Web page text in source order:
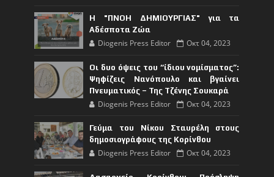
Η "ΠΝΟΗ ΔΗΜΙΟΥΡΓΙΑΣ" για τα
Αδέσποτα Ζώα
Diogenis Press Editor Οκτ 04, 2023
Οι δυο όψεις του “ίδιου νομίσματος”:
Ψηφίζεις Νανόπουλο και βγαίνει
Πνευματικός – Της Τζένης Σουκαρά
Diogenis Press Editor Οκτ 04, 2023
Γεύμα του Νίκου Σταυρέλη στους
δημοσιογράφους της Κορίνθου
Diogenis Press Editor Οκτ 04, 2023